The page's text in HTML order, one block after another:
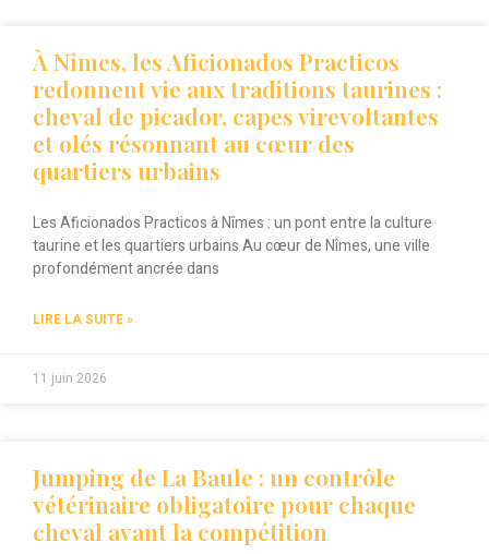
À Nîmes, les Aficionados Practicos
redonnent vie aux traditions taurines :
cheval de picador, capes virevoltantes
et olés résonnant au cœur des
quartiers urbains
Les Aficionados Practicos à Nîmes : un pont entre la culture
taurine et les quartiers urbains Au cœur de Nîmes, une ville
profondément ancrée dans
LIRE LA SUITE »
11 juin 2026
Jumping de La Baule : un contrôle
vétérinaire obligatoire pour chaque
cheval avant la compétition